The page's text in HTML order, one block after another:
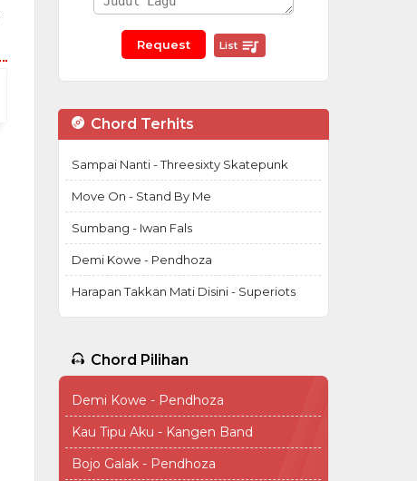
List
Chord Terhits
Sampai Nanti - Threesixty Skatepunk
Move On - Stand By Me
Sumbang - Iwan Fals
Demi Kowe - Pendhoza
Harapan Takkan Mati Disini - Superiots
Chord Pilihan
Demi Kowe - Pendhoza
Kau Tipu Aku - Kangen Band
Bojo Galak - Pendhoza